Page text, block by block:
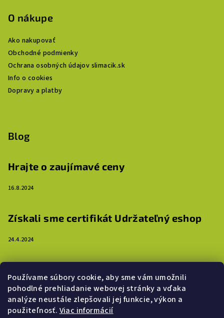
Používame súbory cookie, aby sme vám umožnili
pohodlné prehliadanie webovej stránky a vďaka
analýze neustále zlepšovali jej funkcie, výkon a
použiteľnosť. Viac informácií
O nákupe
Ako nakupovať
Obchodné podmienky
Ochrana osobných údajov slimacik.sk
Info o cookies
Dopravy a platby
Blog
Hrajte o zaujímavé ceny
16.8.2024
Získali sme certifikát Udržateľný eshop
24.4.2024
samolepkami
16.4.2024